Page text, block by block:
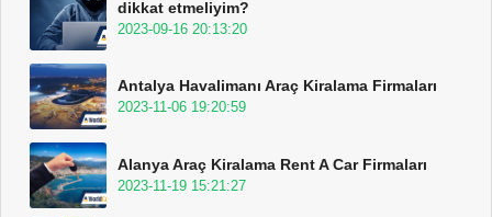
dikkat etmeliyim?
2023-09-16 20:13:20
Antalya Havalimanı Araç Kiralama Firmaları
2023-11-06 19:20:59
Alanya Araç Kiralama Rent A Car Firmaları
2023-11-19 15:21:27